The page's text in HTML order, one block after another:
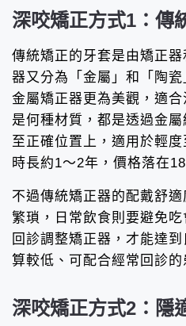
深咬矯正方式1：傳
傳統矯正的牙套是由矯正
器又分為「金屬」和「陶
金屬矯正器更為美觀，適
是何種材質，都是透過金
至正確位置上，適用於輕
時長約1～2年，價格落在
不過傳統矯正器的配戴舒
繁瑣，日常飲食則要避免
回診調整矯正器，才能達
算較低、可配合經常回診的
深咬矯正方式2：隱